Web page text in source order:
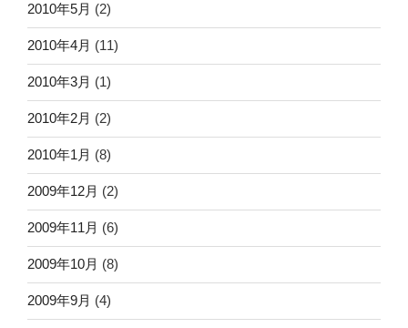
2010年5月 (2)
2010年4月 (11)
2010年3月 (1)
2010年2月 (2)
2010年1月 (8)
2009年12月 (2)
2009年11月 (6)
2009年10月 (8)
2009年9月 (4)